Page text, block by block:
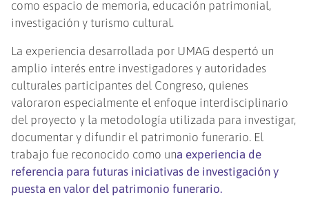
como espacio de memoria, educación patrimonial,
investigación y turismo cultural.
La experiencia desarrollada por UMAG despertó un
amplio interés entre investigadores y autoridades
culturales participantes del Congreso, quienes
valoraron especialmente el enfoque interdisciplinario
del proyecto y la metodología utilizada para investigar,
documentar y difundir el patrimonio funerario. El
trabajo fue reconocido como una experiencia de
referencia para futuras iniciativas de investigación y
puesta en valor del patrimonio funerario.